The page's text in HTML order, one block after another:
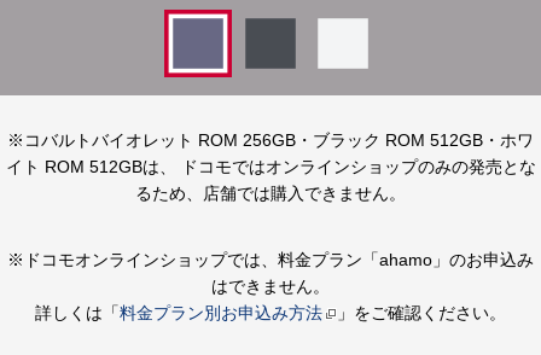
※コバルトバイオレット ROM 256GB・ブラック ROM 512GB・ホワ
イト ROM 512GBは、
ドコモではオンラインショップのみの発売とな
るため、店舗では購入できません。
※ドコモオンラインショップでは、料金プラン「ahamo」のお申込み
はできません。
詳しくは「料金プラン別お申込み方法 」をご確認ください。